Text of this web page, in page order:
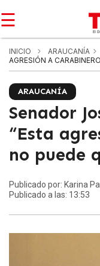
☰
INICIO ARAUCANÍA
AGRESIÓN A
ARAUCANÍA
Senador
“Esta
no puede
Publicado por: Karina
Publicado a las: 13:53